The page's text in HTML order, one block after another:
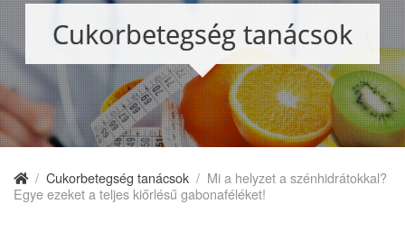
Cukorbetegség tanácsok
/ Cukorbetegség tanácsok / Mi a helyzet a szénhidrátokkal?
Egye ezeket a teljes kiőrlésű gabonaféléket!